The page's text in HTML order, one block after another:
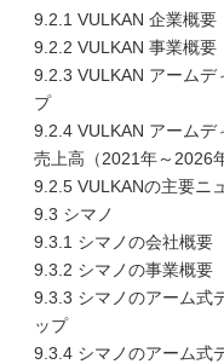
9.2.1 VULKAN 企業概要
9.2.2 VULKAN 事業概要
9.2.3 VULKAN アームデ
プ
9.2.4 VULKAN アームデ
売上高（2021年～2026
9.2.5 VULKANの主要ニ
9.3 シマノ
9.3.1 シマノの会社概要
9.3.2 シマノの事業概要
9.3.3 シマノのアーム式
ップ
9.3.4 シマノのアーム式